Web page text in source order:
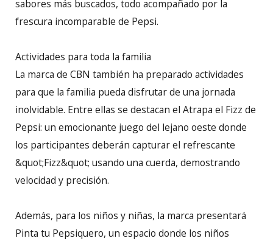
sabores más buscados, todo acompañado por la
frescura incomparable de Pepsi.
Actividades para toda la familia
La marca de CBN también ha preparado actividades
para que la familia pueda disfrutar de una jornada
inolvidable. Entre ellas se destacan el Atrapa el Fizz de
Pepsi: un emocionante juego del lejano oeste donde
los participantes deberán capturar el refrescante
&quot;Fizz&quot; usando una cuerda, demostrando
velocidad y precisión.
Además, para los niños y niñas, la marca presentará
Pinta tu Pepsiquero, un espacio donde los niños